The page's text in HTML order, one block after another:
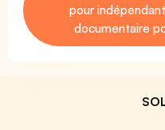
pour
documentaire